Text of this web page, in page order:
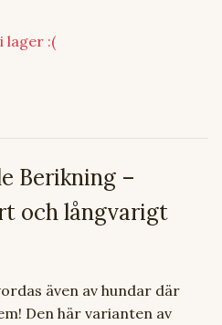
lager :(
Berikning –
och långvarigt
även av hundar där
Den här varianten av